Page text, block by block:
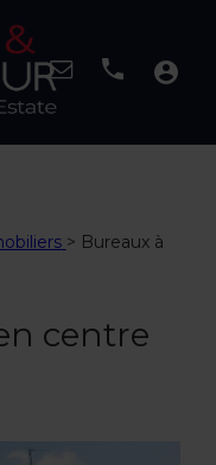
account_circle
> Bureaux à
centre